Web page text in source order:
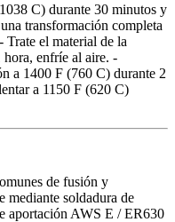
C) durante 30 minutos y
transformación completa
el material de la
enfríe al aire. -
a 1400 F (760 C) durante 2
a 1150 F (620 C)
de fusión y
mediante soldadura de
aportación AWS E / ER630